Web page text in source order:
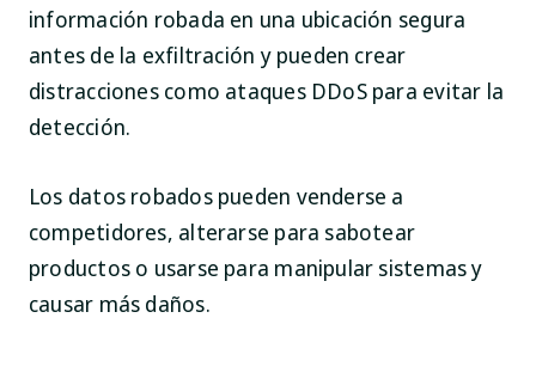
información robada en una ubicación segura
antes de la exfiltración y pueden crear
distracciones como ataques DDoS para evitar la
detección.
Los datos robados pueden venderse a
competidores, alterarse para sabotear
productos o usarse para manipular sistemas y
causar más daños.